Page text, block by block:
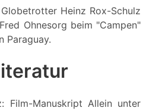
Heinz Rox-Schulz
Ohnesorg beim "Campen"
Paraguay.
Film-Manuskript Allein unter